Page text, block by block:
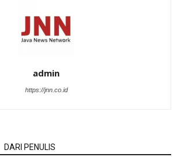
admin
https://jnn.co.id
DARI PENULIS